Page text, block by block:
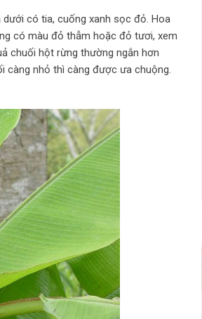
có tia, cuống xanh sọc đỏ. Hoa
có màu đỏ thẫm hoặc đỏ tươi, xem
chuối hột rừng thường ngắn hơn
càng nhỏ thì càng được ưa chuộng.